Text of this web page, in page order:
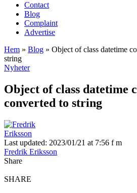
Contact
Blog
Complaint
Advertise
Hem » Blog » Object of class datetime
string
Nyheter
Object of class datetime
converted to string
Last updated: 2023/01/21 at 7:56 f m
Fredrik Eriksson
Share
SHARE